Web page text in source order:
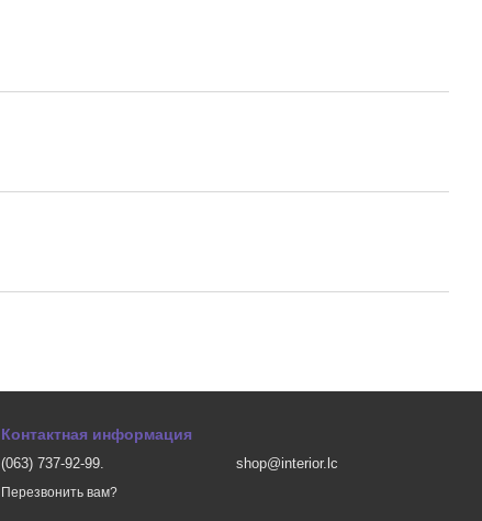
Контактная информация
(063) 737-92-99.
Перезвонить вам?
shop@interior.lc